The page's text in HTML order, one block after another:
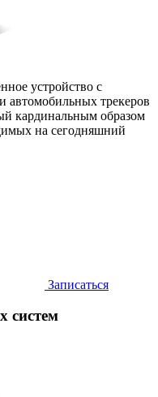
устройство с
автомобильных трекеров
кардинальным образом
на сегодняшний
Записаться
систем